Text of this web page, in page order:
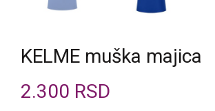
KELME muška majica
2.300 RSD